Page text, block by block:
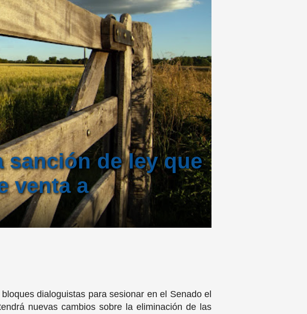
de ley que
venta a
dialoguistas para sesionar en el Senado el
nuevas cambios sobre la eliminación de las